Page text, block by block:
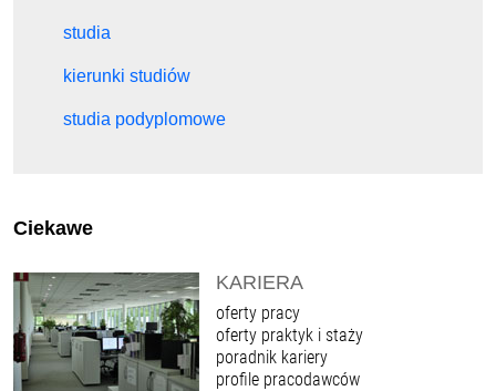
studia
kierunki studiów
studia podyplomowe
Ciekawe
KARIERA
oferty pracy
oferty praktyk i staży
poradnik kariery
profile pracodawców